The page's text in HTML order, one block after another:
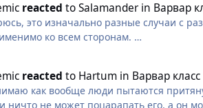
reacted toSalamander in Варвар
это изначально разные случаи с
ко всем сторонам.
reacted to Hartum in Варвар
как вообще люди пытаются
ничто не может поцарапать его, а он